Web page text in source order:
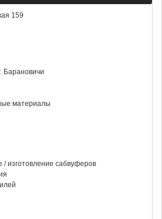
159
Барановичи
материалы
/ изготовление сабвуферов